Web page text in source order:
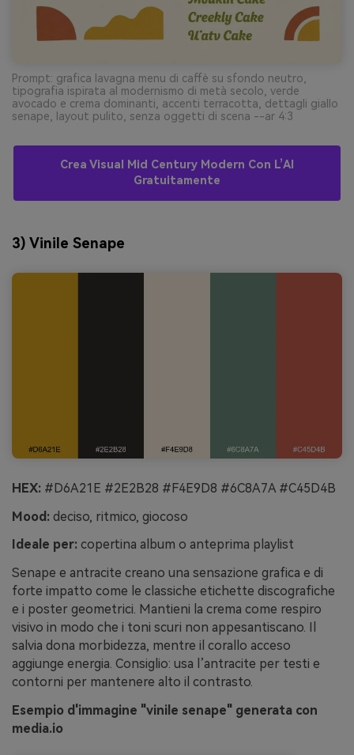
Prompt: grafica lavagna menu di caffè su sfondo neutro,
tipografia ispirata al modernismo di metà secolo, verde
avocado e crema dominanti, accenti terracotta, dettagli giallo
senape, layout pulito, senza oggetti di scena --ar 4:3
Crea Visual Mid Century Modern Con L’AI
Gratuitamente
3) Vinile Senape
HEX: #D6A21E #2E2B28 #F4E9D8 #6C8A7A #C45D4B
Mood: deciso, ritmico, giocoso
Ideale per: copertina album o anteprima playlist
Senape e antracite creano una sensazione grafica e di
forte impatto come le classiche etichette discografiche
e i poster geometrici. Mantieni la crema come respiro
visivo in modo che i toni scuri non appesantiscano. Il
salvia dona morbidezza, mentre il corallo acceso
aggiunge energia. Consiglio: usa l’antracite per testi e
contorni per mantenere alto il contrasto.
Esempio d'immagine "vinile senape" generata con
media.io